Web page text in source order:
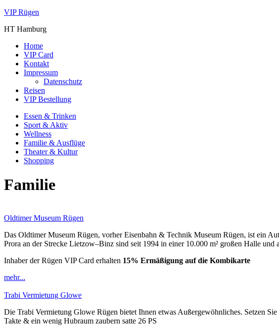
VIP Rügen
HT Hamburg
Home
VIP Card
Kontakt
Impressum
Datenschutz
Reisen
VIP Bestellung
Essen & Trinken
Sport & Aktiv
Wellness
Familie & Ausflüge
Theater & Kultur
Shopping
Familie
Oldtimer Museum Rügen
Das Oldtimer Museum Rügen, vorher Eisenbahn & Technik Museum Rügen, ist ein
Prora an der Strecke Lietzow–Binz sind seit 1994 in einer 10.000 m² großen Halle und
Inhaber der Rügen VIP Card erhalten 15% Ermäßigung auf die Kombikarte
mehr...
Trabi Vermietung Glowe
Die Trabi Vermietung Glowe Rügen bietet Ihnen etwas Außergewöhnliches. Setzen
Takte & ein wenig Hubraum zaubern satte 26 PS